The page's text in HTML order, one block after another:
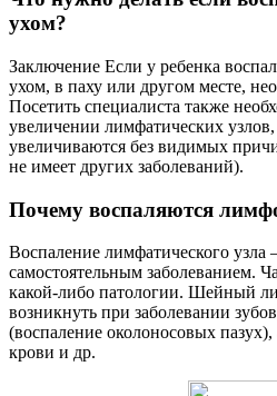
ухом?
Заключение Если у ребенка
ухом, в паху или другом месте,
Посетить специалиста также
увеличении лимфатических
увеличиваются без видимых
не имеет других заболеваний).
Почему воспаляются
Воспаление лимфатического узла
самостоятельным заболеванием.
какой-либо патологии. Шейный
возникнуть при заболевании
(воспаление околоносовых
крови и др.